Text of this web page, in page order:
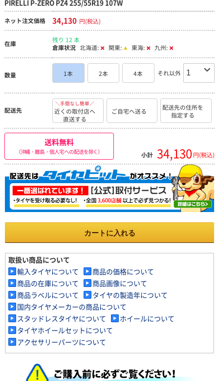
PIRELLI P-ZERO PZ4 255/55R19 107W
ネット注文価格 34,130 円(税込)
在庫
残り 12 本
倉庫状況 北海道: 関東: 東海: 九州:
数量 1本 2本 4本 それ以外
配送先
＼手間なし簡単／
近くの取付店へ
直送する
ご自宅へ送る
配送先の住所を
指定する
送料無料
（沖縄・離島・個人宅への配送を除く） 小計 34,130 円(税込)
カートに入れる
取扱い商品について
輸入タイヤについて
商品の価格について
商品の在庫について
商品画像について
商品ラベルについて
タイヤの製造年について
国内タイヤメーカーの商品について
スタッドレスタイヤについて
ホイールについて
タイヤホイールセットについて
アクセサリーパーツについて